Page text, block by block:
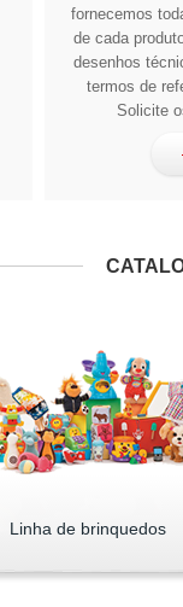
fornecemos
de cada
desenhos
termos de
Solicite
Linha de brinquedos